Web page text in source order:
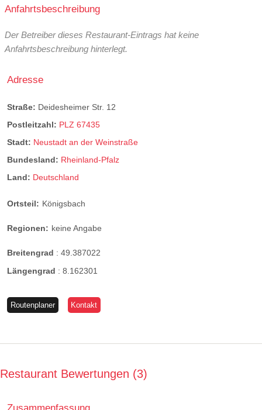
Anfahrtsbeschreibung
Der Betreiber dieses Restaurant-Eintrags hat keine
Anfahrtsbeschreibung hinterlegt.
Adresse
Straße: Deidesheimer Str. 12
Postleitzahl: PLZ 67435
Stadt: Neustadt an der Weinstraße
Bundesland: Rheinland-Pfalz
Land: Deutschland
Ortsteil: Königsbach
Regionen: keine Angabe
Breitengrad : 49.387022
Längengrad : 8.162301
Routenplaner Kontakt
Restaurant Bewertungen 3
Zusammenfassung